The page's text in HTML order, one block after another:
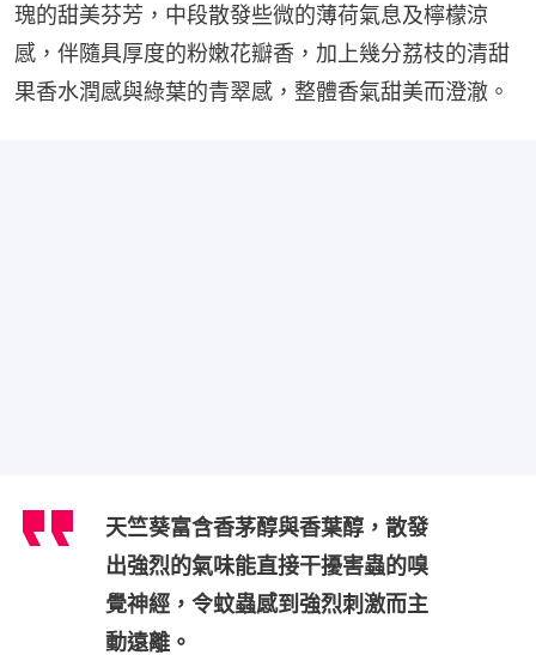
瑰的甜美芬芳，中段散發些微的薄荷氣息及檸檬涼
感，伴隨具厚度的粉嫩花瓣香，加上幾分荔枝的清甜
果香水潤感與綠葉的青翠感，整體香氣甜美而澄澈。
天竺葵富含香茅醇與香葉醇，散發
出強烈的氣味能直接干擾害蟲的嗅
覺神經，令蚊蟲感到強烈刺激而主
動遠離。